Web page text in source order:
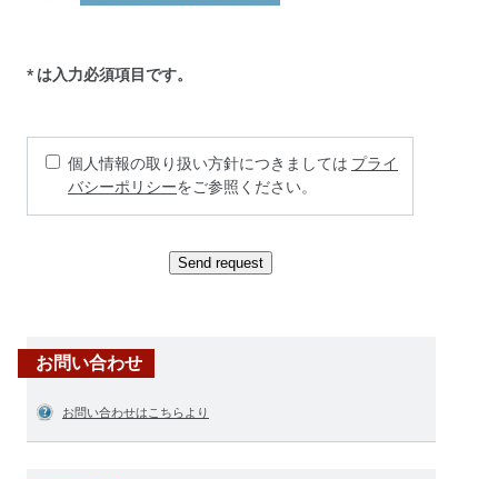
* は入力必須項目です。
個人情報の取り扱い方針につきましては プライ
バシーポリシーをご参照ください。
Send request
お問い合わせ
お問い合わせはこちらより